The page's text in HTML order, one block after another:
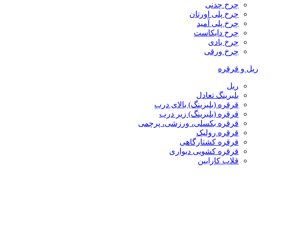
چرخ چدنی
چرخ پلی اورتان
چرخ پلی آمید
چرخ دایکاست
چرخ بادی
چرخ ورقی
ریل و قرقره
ریل
بلبرینگ تعادل
قرقره (بلبرینگ) بالای درب
قرقره (بلبرینگ) زیر درب
قرقره بکسلی، ورزشی، پرچمی
قرقره رولیک
قرقره کشتارگاهی
قرقره کشویی دیواری
قلاب کارابین